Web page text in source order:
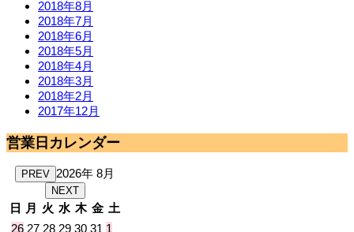
2018年8月
2018年7月
2018年6月
2018年5月
2018年4月
2018年3月
2018年2月
2017年12月
営業日カレンダー
PREV 2026年 8月
NEXT
日 月 火 水 木 金 土
26 27 28 29 30 31 1